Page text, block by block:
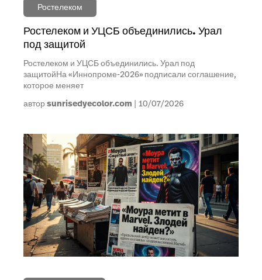
Ростелеком
Ростелеком и УЦСБ объединились. Урал
под защитой
Ростелеком и УЦСБ объединились. Урал под
защитойНа «Иннопроме-2026» подписали соглашение,
которое меняет
авторsunrisedyecolor.com 10/07/2026